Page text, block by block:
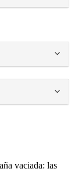
vaciada: las